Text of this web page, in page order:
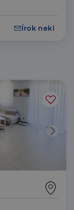
Írok neki